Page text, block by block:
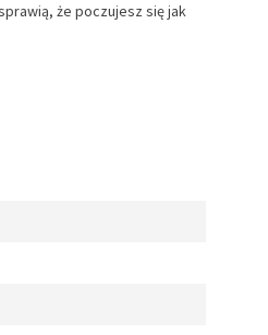
że poczujesz się jak